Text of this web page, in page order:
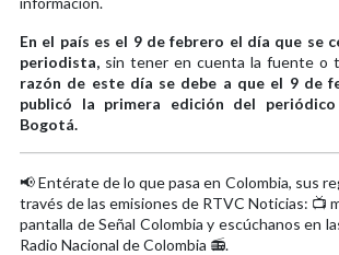
En el país es el 9 de febrero el día que se
periodista, sin tener en cuenta la fuente o
razón de este día se debe a que el 9 de
publicó la primera edición del
Bogotá.
📢 Entérate de lo que pasa en Colombia, sus
través de las emisiones de RTVC Noticias: 📺
pantalla de Señal Colombia y escúchanos en
Radio Nacional de Colombia 📻.